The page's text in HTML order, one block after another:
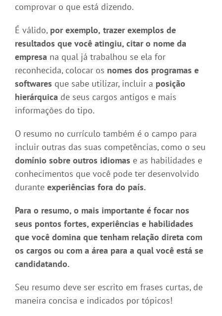
comprovar o que está dizendo.
É válido, por exemplo, trazer exemplos de
resultados que você atingiu, citar o nome da
empresa na qual já trabalhou se ela for
reconhecida, colocar os nomes dos programas e
softwares que sabe utilizar, incluir a posição
hierárquica de seus cargos antigos e mais
informações do tipo.
O resumo no currículo também é o campo para
incluir outras das suas competências, como o seu
domínio sobre outros idiomas e as habilidades e
conhecimentos que você pode ter desenvolvido
durante experiências fora do país.
Para o resumo, o mais importante é focar nos
seus pontos fortes, experiências e habilidades
que você domina que tenham relação direta com
os cargos ou com a área para a qual você está se
candidatando.
Seu resumo deve ser escrito em frases curtas, de
maneira concisa e indicados por tópicos!